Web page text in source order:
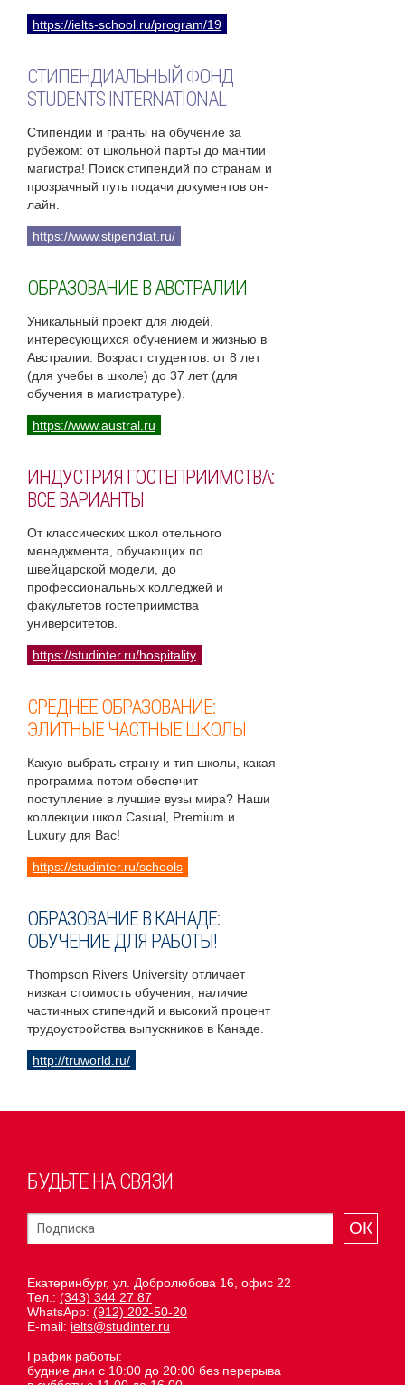
https://ielts-school.ru/program/19
СТИПЕНДИАЛЬНЫЙ ФОНД
STUDENTS INTERNATIONAL
Стипендии и гранты на обучение за
рубежом: от школьной парты до мантии
магистра! Поиск стипендий по странам и
прозрачный путь подачи документов он-
лайн.
https://www.stipendiat.ru/
ОБРАЗОВАНИЕ В АВСТРАЛИИ
Уникальный проект для людей,
интересующихся обучением и жизнью в
Австралии. Возраст студентов: от 8 лет
(для учебы в школе) до 37 лет (для
обучения в магистратуре).
https://www.austral.ru
ИНДУСТРИЯ ГОСТЕПРИИМСТВА:
ВСЕ ВАРИАНТЫ
От классических школ отельного
менеджмента, обучающих по
швейцарской модели, до
профессиональных колледжей и
факультетов гостеприимства
университетов.
https://studinter.ru/hospitality
СРЕДНЕЕ ОБРАЗОВАНИЕ:
ЭЛИТНЫЕ ЧАСТНЫЕ ШКОЛЫ
Какую выбрать страну и тип школы, какая
программа потом обеспечит
поступление в лучшие вузы мира? Наши
коллекции школ Casual, Premium и
Luxury для Вас!
https://studinter.ru/schools
ОБРАЗОВАНИЕ В КАНАДЕ:
ОБУЧЕНИЕ ДЛЯ РАБОТЫ!
Thompson Rivers University отличает
низкая стоимость обучения, наличие
частичных стипендий и высокий процент
трудоустройства выпускников в Канаде.
http://truworld.ru/
БУДЬТЕ НА СВЯЗИ
ОК
Екатеринбург, ул. Добролюбова 16, офис 22
Тел.: (343) 344 27 87
WhatsApp: (912) 202-50-20
E-mail: ielts@studinter.ru
График работы:
будние дни с 10:00 до 20:00 без перерыва